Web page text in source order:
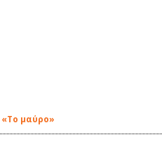
μαύρο»